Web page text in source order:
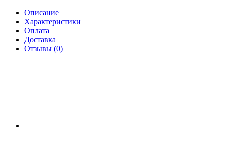
Описание
Характеристики
Оплата
Доставка
Отзывы (0)